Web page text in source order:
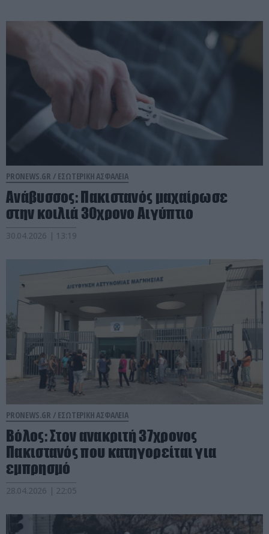
PRONEWS.GR / ΕΣΩΤΕΡΙΚΗ ΑΣΦΑΛΕΙΑ
Ανάβυσσος: Πακιστανός μαχαίρωσε
στην κοιλιά 30χρονο Αιγύπτιο
30.04.2026 | 13:19
PRONEWS.GR / ΕΣΩΤΕΡΙΚΗ ΑΣΦΑΛΕΙΑ
Βόλος: Στον ανακριτή 37χρονος
Πακιστανός που κατηγορείται για
εμπρησμό
28.04.2026 | 22:05